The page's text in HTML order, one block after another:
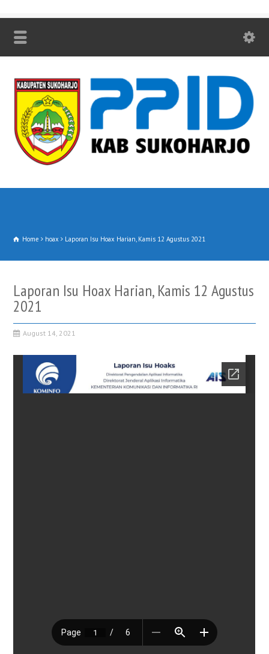
Home hoax Laporan Isu Hoax Harian, Kamis 12 Agustus 2021
Laporan Isu Hoax Harian, Kamis 12 Agustus
2021
August 14, 2021